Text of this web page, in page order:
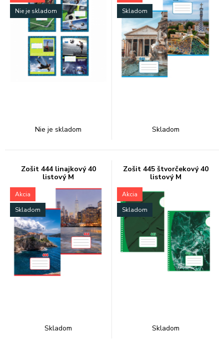
Nie je skladom
Nie je skladom
Skladom
Skladom
Zošit 444 linajkový 40
listový M
Akcia
Skladom
Skladom
Zošit 445 štvorčekový 40
listový M
Akcia
Skladom
Skladom